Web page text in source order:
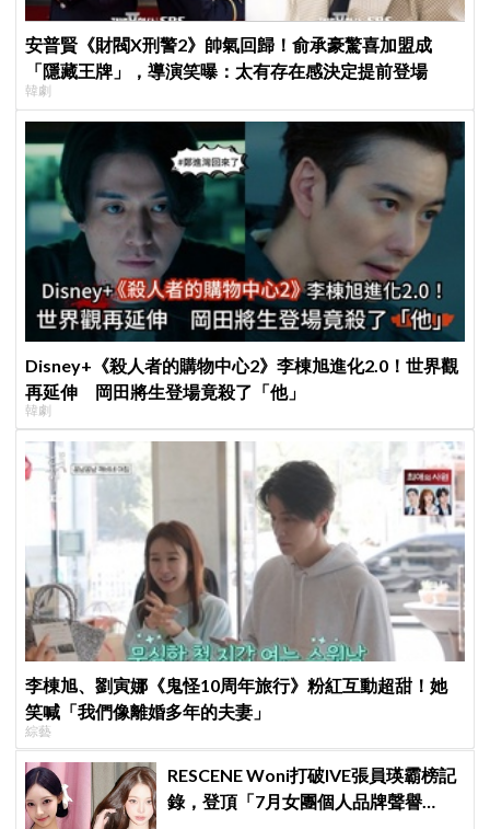
安普賢《財閥X刑警2》帥氣回歸！俞承豪驚喜加盟成
「隱藏王牌」，導演笑曝：太有存在感決定提前登場
韓劇
Disney+《殺人者的購物中心2》李棟旭進化2.0！世界觀
再延伸 岡田將生登場竟殺了「他」
韓劇
李棟旭、劉寅娜《鬼怪10周年旅行》粉紅互動超甜！她
笑喊「我們像離婚多年的夫妻」
綜藝
RESCENE Woni打破IVE張員瑛霸榜記
錄，登頂「7月女團個人品牌聲譽